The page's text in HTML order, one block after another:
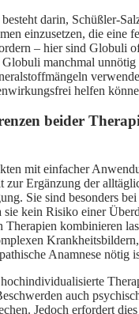
darin, Schüßler-
einzusetzen, die eine
– hier sind Globuli
manchmal unnötig
helfen
beider
mit einfacher
zur Ergänzung der
Sie sind besonders
sie kein Risiko einer
Therapien kombinieren
Anamnese nötig
auch
Jedoch erfordert